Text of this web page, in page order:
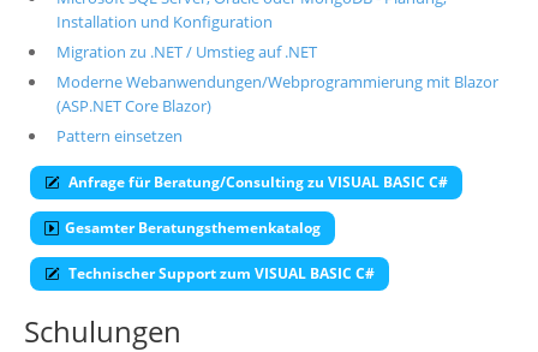
Installation und Konfiguration
Migration zu .NET / Umstieg auf .NET
Moderne Webanwendungen/Webprogrammierung mit Blazor
(ASP.NET Core Blazor)
Pattern einsetzen
Anfrage für Beratung/Consulting zu VISUAL BASIC C#
Gesamter Beratungsthemenkatalog
Technischer Support zum VISUAL BASIC C#
Schulungen